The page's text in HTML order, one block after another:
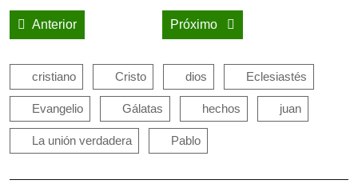
Navegación
de AnteriorPublicación anterior:Próximo Publicación siguiente:
cristiano Cristo dios Eclesiastés
Evangelio Gálatas hechos juan
La unión verdadera Pablo